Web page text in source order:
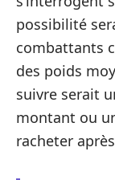
possibilité
combattants
des poids
suivre serait
montant ou
racheter